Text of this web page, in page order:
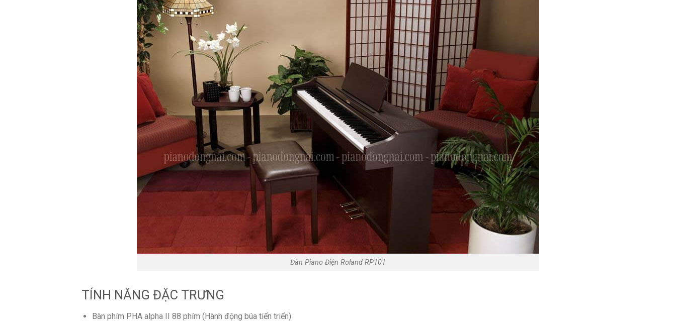
Đàn Piano Điện Roland RP101
TÍNH NĂNG ĐẶC TRƯNG
Bàn phím PHA alpha II 88 phím (Hành động búa tiến triển)